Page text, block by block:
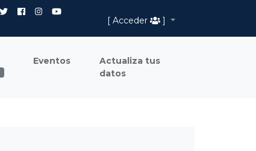
[ Acceder
]
Eventos
Actualiza tus
datos